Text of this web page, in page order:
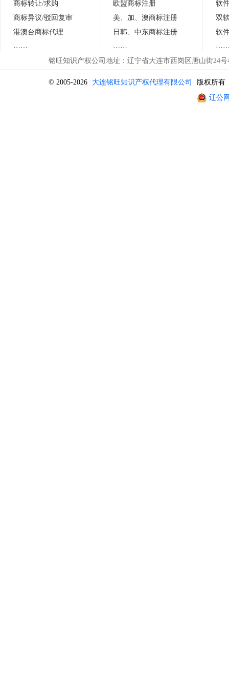
商标转让/求购
商标异议/驳回复审
港澳台商标代理
欧盟商标注册
美、加、澳商标注册
日 韩 、中东商标注册
软
双
软
铭旺知识产权公司地址：辽宁省大连市西岗区唐山街24
© 2005-2026 大连铭旺知识产权代理有限公司
版权所有
辽公